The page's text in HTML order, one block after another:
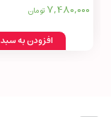
7,480,000 تومان
افزودن به سبد